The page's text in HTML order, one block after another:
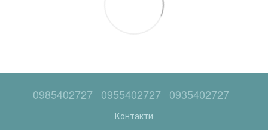
0985402727 0955402727 0935402727
Контакти